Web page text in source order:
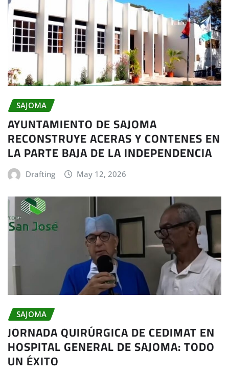
SAJOMA
AYUNTAMIENTO DE SAJOMA
RECONSTRUYE ACERAS Y CONTENES EN
LA PARTE BAJA DE LA INDEPENDENCIA
Drafting May 12, 2026
SAJOMA
JORNADA QUIRÚRGICA DE CEDIMAT EN
HOSPITAL GENERAL DE SAJOMA: TODO
UN ÉXITO